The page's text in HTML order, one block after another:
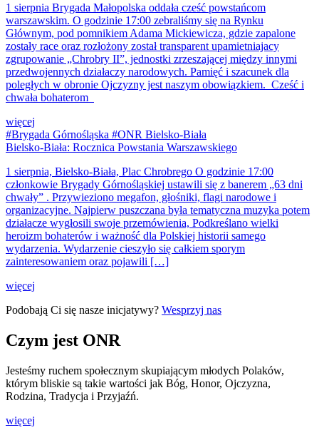
1 sierpnia Brygada Małopolska oddała cześć powstańcom
warszawskim. O godzinie 17:00 zebraliśmy się na Rynku
Głównym, pod pomnikiem Adama Mickiewicza, gdzie zapalone
zostały race oraz rozłożony został transparent upamietniajacy
zgrupowanie „Chrobry II”, jednostki zrzeszającej między innymi
przedwojennych działaczy narodowych. Pamięć i szacunek dla
poległych w obronie Ojczyzny jest naszym obowiązkiem. Cześć i
chwała bohaterom
więcej
#Brygada Górnośląska #ONR Bielsko-Biała
Bielsko-Biała: Rocznica Powstania Warszawskiego
1 sierpnia, Bielsko-Biała, Plac Chrobrego O godzinie 17:00
członkowie Brygady Górnośląskiej ustawili się z banerem „63 dni
chwały” . Przywieziono megafon, głośniki, flagi narodowe i
organizacyjne. Najpierw puszczana była tematyczna muzyka potem
działacze wygłosili swoje przemówienia, Podkreślano wielki
heroizm bohaterów i ważność dla Polskiej historii samego
wydarzenia. Wydarzenie cieszyło się całkiem sporym
zainteresowaniem oraz pojawili […]
więcej
Podobają Ci się nasze inicjatywy? Wesprzyj nas
Czym jest ONR
Jesteśmy ruchem społecznym skupiającym młodych Polaków,
którym bliskie są takie wartości jak Bóg, Honor, Ojczyzna,
Rodzina, Tradycja i Przyjaźń.
więcej